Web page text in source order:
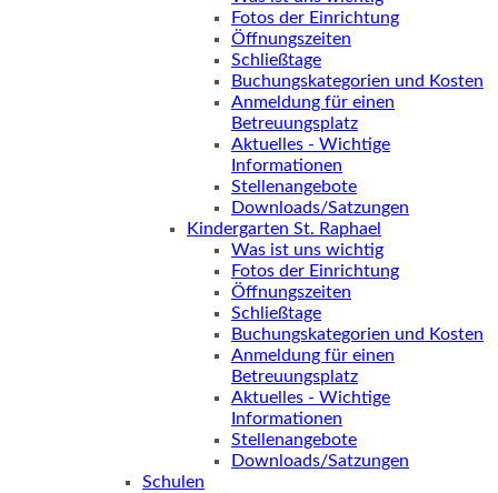
Fotos der Einrichtung
Öffnungszeiten
Schließtage
Buchungskategorien und Kosten
Anmeldung für einen
Betreuungsplatz
Aktuelles - Wichtige
Informationen
Stellenangebote
Downloads/Satzungen
Kindergarten St. Raphael
Was ist uns wichtig
Fotos der Einrichtung
Öffnungszeiten
Schließtage
Buchungskategorien und Kosten
Anmeldung für einen
Betreuungsplatz
Aktuelles - Wichtige
Informationen
Stellenangebote
Downloads/Satzungen
Schulen